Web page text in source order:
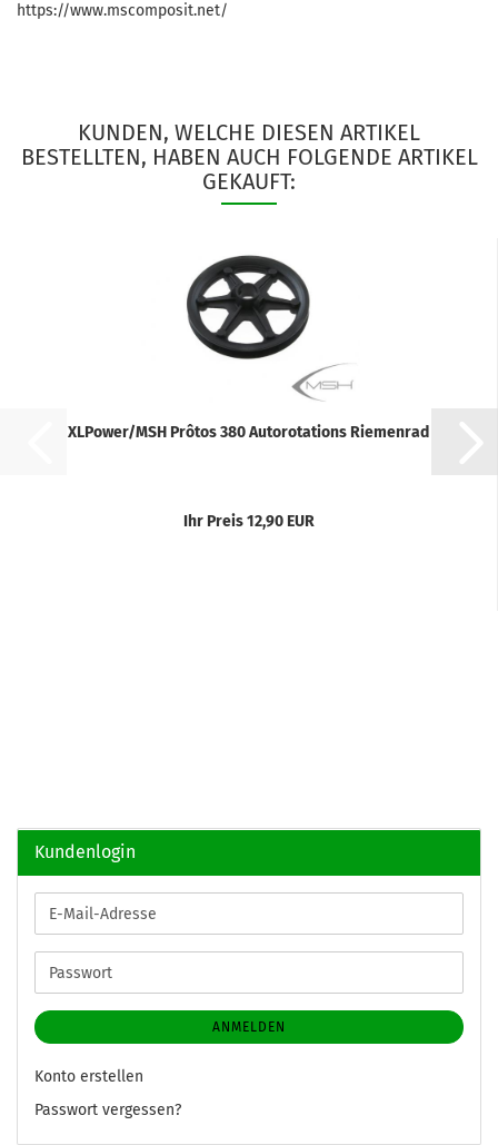
https://www.mscomposit.net/
KUNDEN, WELCHE DIESEN ARTIKEL
BESTELLTEN, HABEN AUCH FOLGENDE ARTIKEL
GEKAUFT:
XLPower/MSH Prôtos 380 Autorotations Riemenrad
Ihr Preis 12,90 EUR
Kundenlogin
E-
Mail-
Adresse
Passwort
ANMELDEN
Konto erstellen
Passwort vergessen?